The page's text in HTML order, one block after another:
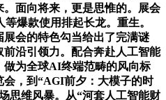
面向将来，更是思惟的。展会
爆款使用排起长龙。重生。
会的特色勾当给出了完满谜
沿引领力。配合奔赴人工智能
为全球AI终端范畴的风向标
，到“AGI前夕：大模子的时
思维风暴。从“河套人工智能财